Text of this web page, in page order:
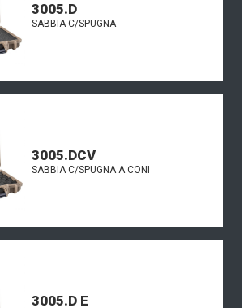
3005.D
SABBIA C/SPUGNA
3005.DCV
SABBIA C/SPUGNA A CONI
3005.D E